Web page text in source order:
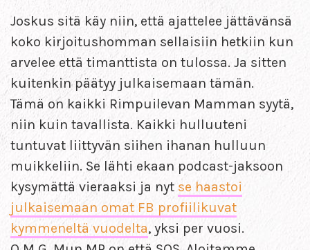
Joskus sitä käy niin, että ajattelee jättävänsä
koko kirjoitushomman sellaisiin hetkiin kun
arvelee että timanttista on tulossa. Ja sitten
kuitenkin päätyy julkaisemaan tämän.
Tämä on kaikki Rimpuilevan Mamman syytä,
niin kuin tavallista. Kaikki hulluuteni
tuntuvat liittyvän siihen ihanan hulluun
muikkeliin. Se lähti ekaan podcast-jaksoon
kysymättä vieraaksi ja nyt se haastoi
julkaisemaan omat FB profiilikuvat
kymmeneltä vuodelta, yksi per vuosi.